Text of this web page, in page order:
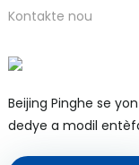
Kontakte nou
Beijing Pinghe se
dedye a modil